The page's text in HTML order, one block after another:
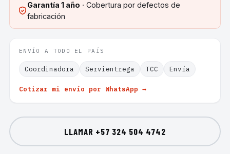
Garantía 1 año · Cobertura por defectos de
fabricación
ENVÍO A TODO EL PAÍS
Coordinadora Servientrega TCC Envía
Cotizar mi envío por WhatsApp →
LLAMAR +57 324 504 4742